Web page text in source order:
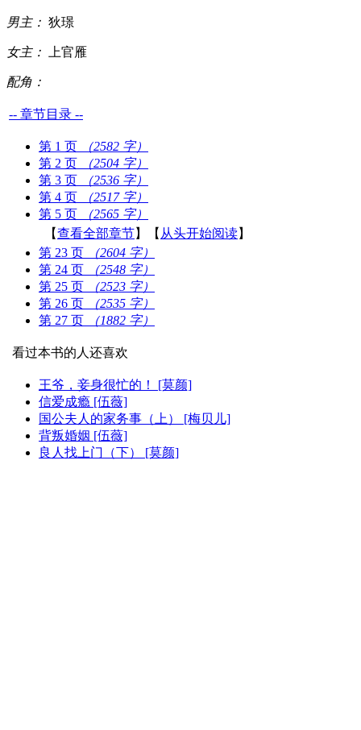
男主： 狄璟
女主： 上官雁
配角：
-- 章节目录 --
第 1 页
（2582 字）
第 2 页
（2504 字）
第 3 页
（2536 字）
第 4 页
（2517 字）
第 5 页
（2565 字）
【查看全部章节】【 从头开始阅读】
第 23 页
（2604 字）
第 24 页
（2548 字）
第 25 页
（2523 字）
第 26 页
（2535 字）
第 27 页
（1882 字）
看过本书的人还喜欢
王爷，妾身很忙的！ [莫颜]
信爱成瘾 [伍薇]
国公夫人的家务事（上） [梅贝儿]
背叛婚姻 [伍薇]
良人找上门（下） [莫颜]